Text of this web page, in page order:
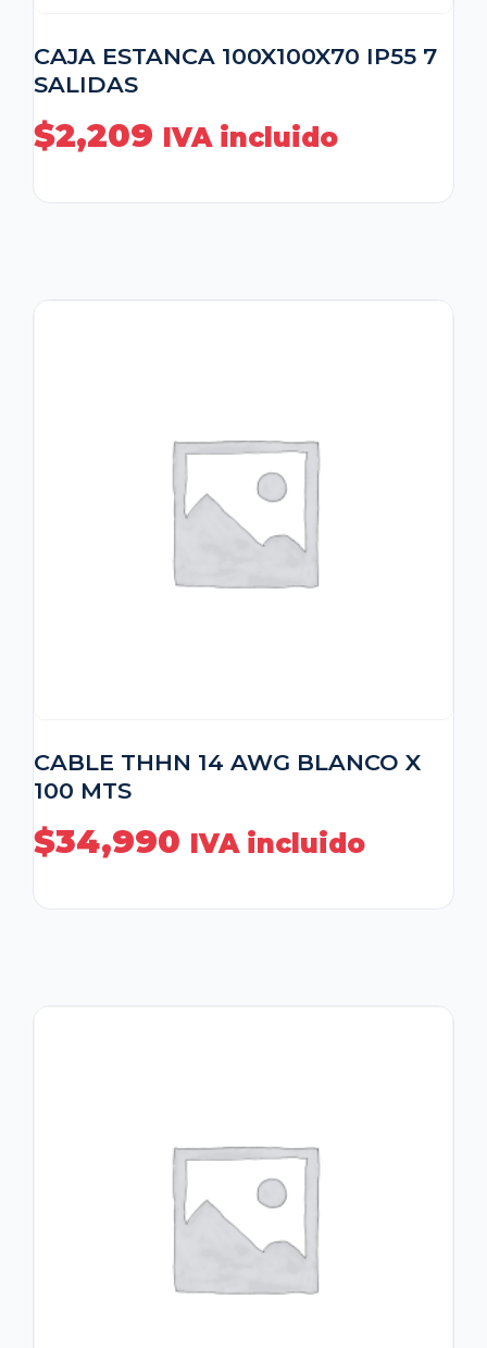
CAJA ESTANCA 100X100X70 IP55 7
SALIDAS
$2,209 IVA incluido
CABLE THHN 14 AWG BLANCO X
100 MTS
$34,990 IVA incluido